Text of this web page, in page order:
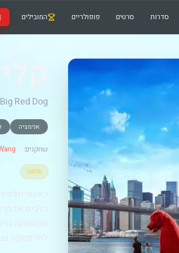
סדרות סרטים פופולריים המובילים
Red Dog
אנימציה
שחקנים:
IMDb